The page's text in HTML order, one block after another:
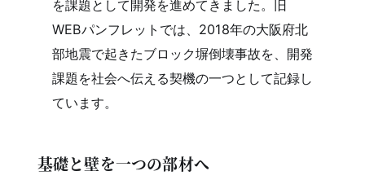
を課題として開発を進めてきました。旧
WEBパンフレットでは、2018年の大阪府北
部地震で起きたブロック塀倒壊事故を、開発
課題を社会へ伝える契機の一つとして記録し
ています。
基礎と壁を一つの部材へ